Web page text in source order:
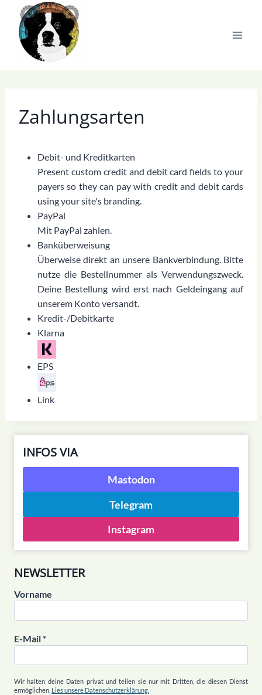
Inhalt
springen
Zahlungsarten
Debit- und Kreditkarten
Present custom credit and debit card fields to your
payers so they can pay with credit and debit cards
using your site's branding.
PayPal
Mit PayPal zahlen.
Banküberweisung
Überweise direkt an unsere Bankverbindung. Bitte
nutze die Bestellnummer als Verwendungszweck.
Deine Bestellung wird erst nach Geldeingang auf
unserem Konto versandt.
Kredit-/Debitkarte
Klarna
EPS
Link
INFOS VIA
Mastodon
Telegram
Instagram
NEWSLETTER
Vorname
E-Mail*
Wir halten deine Daten privat und teilen sie nur mit Dritten, die diesen Dienst
ermöglichen. Lies unsere Datenschutzerklärung.